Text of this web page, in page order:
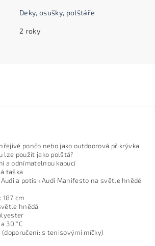
Deky, osušky, polštáře
2 roky
pončo nebo jako outdoorová přikrývka
lze použít jako polštář
a odnímatelnou kapucí
taška
a potisk Audi Manifesto na světle hnědé
187 cm
hnědá
30 °C
s tenisovými míčky)